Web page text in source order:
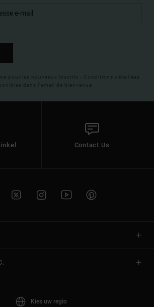
pour les nouveaux inscrits - Conditions détaillées
dans l'email de bienvenue
Contact Us
Kies uw regio